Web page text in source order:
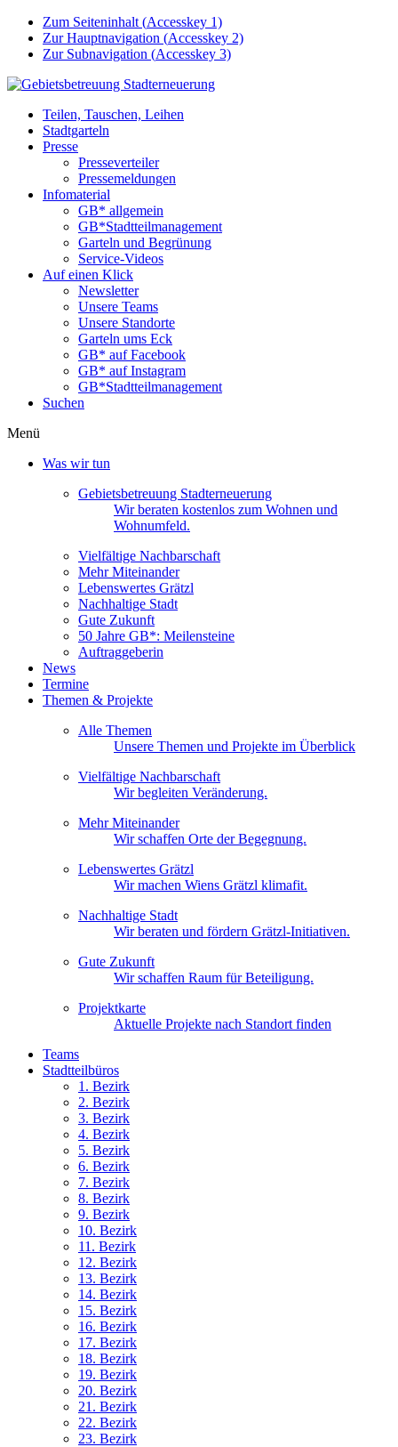
Zum Seiteninhalt (Accesskey 1)
Zur Hauptnavigation (Accesskey 2)
Zur Subnavigation (Accesskey 3)
Teilen, Tauschen, Leihen
Stadtgarteln
Presse
Presseverteiler
Pressemeldungen
Infomaterial
GB* allgemein
GB*Stadtteilmanagement
Garteln und Begrünung
Service-Videos
Auf einen Klick
Newsletter
Unsere Teams
Unsere Standorte
Garteln ums Eck
GB* auf Facebook
GB* auf Instagram
GB*Stadtteilmanagement
Suchen
Menü
Was wir tun
Gebietsbetreuung Stadterneuerung
Wir beraten kostenlos zum Wohnen und
Wohnumfeld.
Vielfältige Nachbarschaft
Mehr Miteinander
Lebenswertes Grätzl
Nachhaltige Stadt
Gute Zukunft
50 Jahre GB*: Meilensteine
Auftraggeberin
News
Termine
Themen & Projekte
Alle Themen
Unsere Themen und Projekte im Überblick
Vielfältige Nachbarschaft
Wir begleiten Veränderung.
Mehr Miteinander
Wir schaffen Orte der Begegnung.
Lebenswertes Grätzl
Wir machen Wiens Grätzl klimafit.
Nachhaltige Stadt
Wir beraten und fördern Grätzl-Initiativen.
Gute Zukunft
Wir schaffen Raum für Beteiligung.
Projektkarte
Aktuelle Projekte nach Standort finden
Teams
Stadtteilbüros
1. Bezirk
2. Bezirk
3. Bezirk
4. Bezirk
5. Bezirk
6. Bezirk
7. Bezirk
8. Bezirk
9. Bezirk
10. Bezirk
11. Bezirk
12. Bezirk
13. Bezirk
14. Bezirk
15. Bezirk
16. Bezirk
17. Bezirk
18. Bezirk
19. Bezirk
20. Bezirk
21. Bezirk
22. Bezirk
23. Bezirk